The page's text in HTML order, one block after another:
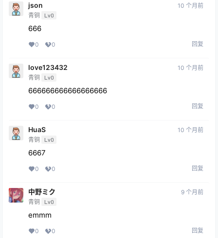
json
青铜 Lv0
10 个月前
666
0 0 回复
love123432
青铜 Lv0
10 个月前
666666666666666666
0 0 回复
HuaS
青铜 Lv0
10 个月前
6667
0 0 回复
中野ミク
青铜 Lv0
9 个月前
emmm
0 0 回复